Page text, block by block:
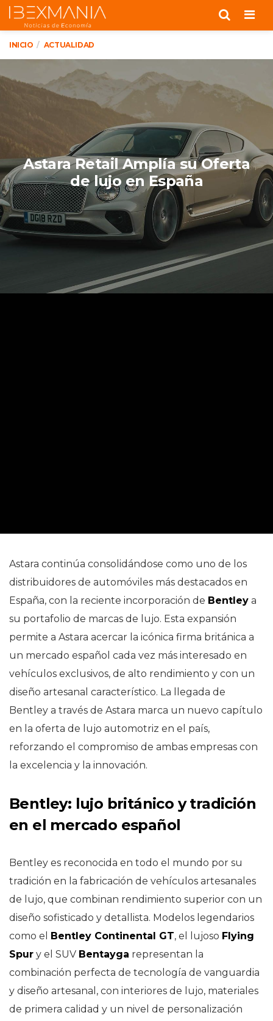
INICIO ACTUALIDAD
Astara Retail Amplía su Oferta
de lujo en España
Astara continúa consolidándose como uno de los
distribuidores de automóviles más destacados en
España, con la reciente incorporación de Bentley a
su portafolio de marcas de lujo. Esta expansión
permite a Astara acercar la icónica firma británica a
un mercado español cada vez más interesado en
vehículos exclusivos, de alto rendimiento y con un
diseño artesanal característico. La llegada de
Bentley a través de Astara marca un nuevo capítulo
en la oferta de lujo automotriz en el país,
reforzando el compromiso de ambas empresas con
la excelencia y la innovación.
Bentley: lujo británico y tradición
en el mercado español
Bentley es reconocida en todo el mundo por su
tradición en la fabricación de vehículos artesanales
de lujo, que combinan rendimiento superior con un
diseño sofisticado y detallista. Modelos legendarios
como el Bentley Continental GT, el lujoso Flying
Spur y el SUV Bentayga representan la
combinación perfecta de tecnología de vanguardia
y diseño artesanal, con interiores de lujo, materiales
de primera calidad y un nivel de personalización